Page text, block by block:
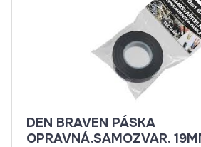
DEN BRAVEN PÁSKA
OPRAVNÁ.SAMOZVAR.